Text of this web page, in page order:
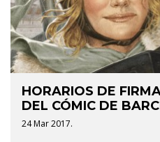
HORARIOS DE
DEL CÓMIC DE
24 Mar 2017.